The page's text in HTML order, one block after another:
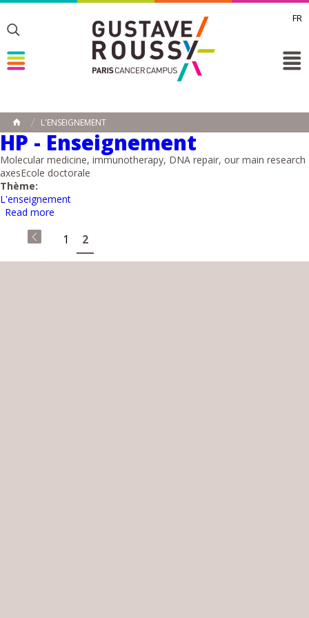
FR
Toggle
Toggle
HOME
L'ENSEIGNEMENT
HP - Enseignement
Molecular medicine, immunotherapy, DNA repair, our main research
axesEcole doctorale
Thème:
L'enseignement
Read more
Pages
first
1 2